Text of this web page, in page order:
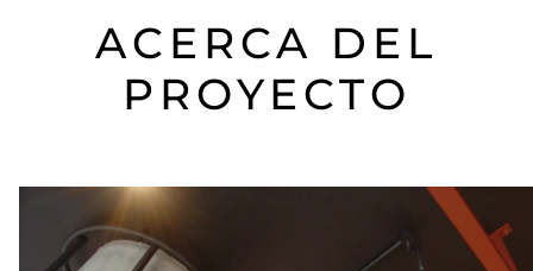
ACERCA DEL
PROYECTO